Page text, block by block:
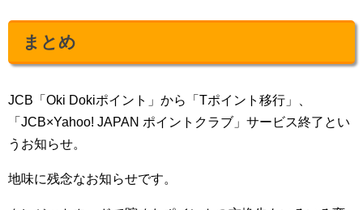
まとめ
JCB「Oki Dokiポイント」から「Tポイント移行」、
「JCB×Yahoo! JAPAN ポイントクラブ」サービス終了とい
うお知らせ。
地味に残念なお知らせです。